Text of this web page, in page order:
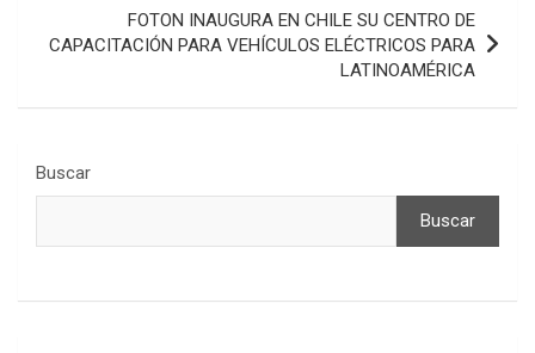
FOTON INAUGURA EN CHILE SU CENTRO DE
CAPACITACIÓN PARA VEHÍCULOS ELÉCTRICOS PARA
LATINOAMÉRICA
Buscar
Buscar